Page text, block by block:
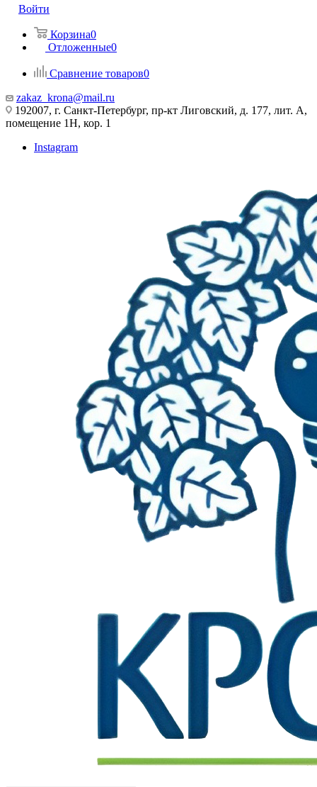
Войти
Корзина0
Отложенные0
Сравнение товаров0
zakaz_krona@mail.ru
192007, г. Санкт-Петербург, пр-кт Лиговский, д. 177, лит. А,
помещение 1Н, кор. 1
Instagram